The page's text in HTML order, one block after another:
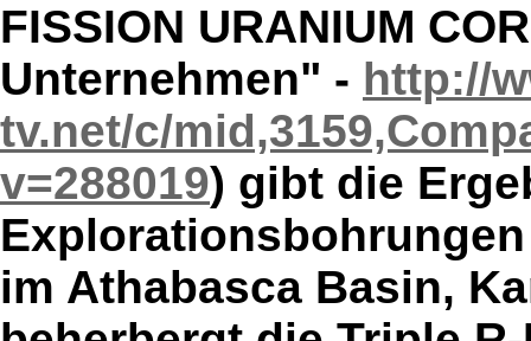
FISSION URANIUM
Unternehmen" - http://
tv.net/c/
v=288019) gibt die
im Athabasca Basin,